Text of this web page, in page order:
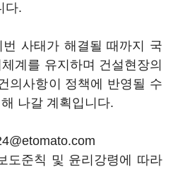
다.
사태가 해결될 때까지 국
계를 유지하며 건설현장의
의사항이 정책에 반영될 수
나갈 계획입니다.
도준칙 및 윤리강령에 따라